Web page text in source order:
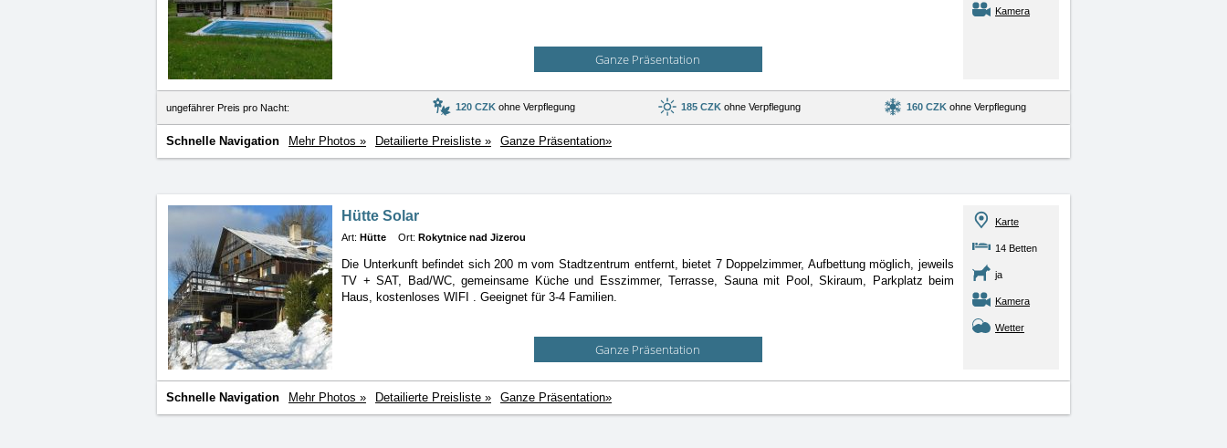
Ganze Präsentation
Kamera
ungefährer Preis pro Nacht: 120 CZKohne Verpflegung 185 CZKohne Verpflegung 160 CZKohne Verpflegung
Schnelle Navigation Mehr Photos » Detailierte Preisliste » Ganze Präsentation»
Hütte Solar
Art: Hütte Ort: Rokytnice nad Jizerou
Die Unterkunft befindet sich 200 m vom Stadtzentrum entfernt, bietet 7 Doppelzimmer, Aufbettung möglich, jeweils
TV + SAT, Bad/WC, gemeinsame Küche und Esszimmer, Terrasse, Sauna mit Pool, Skiraum, Parkplatz beim
Haus, kostenloses WIFI . Geeignet für 3-4 Familien.
Ganze Präsentation
Karte
14 Betten
ja
Kamera
Wetter
Schnelle Navigation Mehr Photos » Detailierte Preisliste » Ganze Präsentation»